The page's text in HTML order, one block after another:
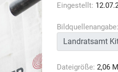
Eingestellt:
Bildquellenangabe:
Dateigröße: 2,06